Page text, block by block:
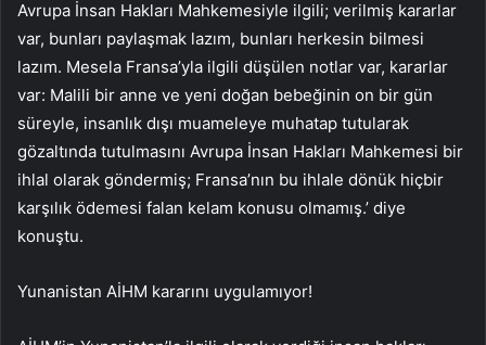
Avrupa İnsan Hakları Mahkemesiyle ilgili; verilmiş kararlar
var, bunları paylaşmak lazım, bunları herkesin bilmesi
lazım. Mesela Fransa’yla ilgili düşülen notlar var, kararlar
var: Malili bir anne ve yeni doğan bebeğinin on bir gün
süreyle, insanlık dışı muameleye muhatap tutularak
gözaltında tutulmasını Avrupa İnsan Hakları Mahkemesi bir
ihlal olarak göndermiş; Fransa’nın bu ihlale dönük hiçbir
karşılık ödemesi falan kelam konusu olmamış.’ diye
konuştu.
Yunanistan AİHM kararını uygulamıyor!